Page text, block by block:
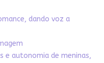
dando voz a
e autonomia de meninas,